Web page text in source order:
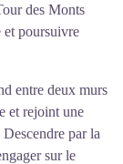
des Monts
et poursuivre
entre deux murs
et rejoint une
par la
sur le